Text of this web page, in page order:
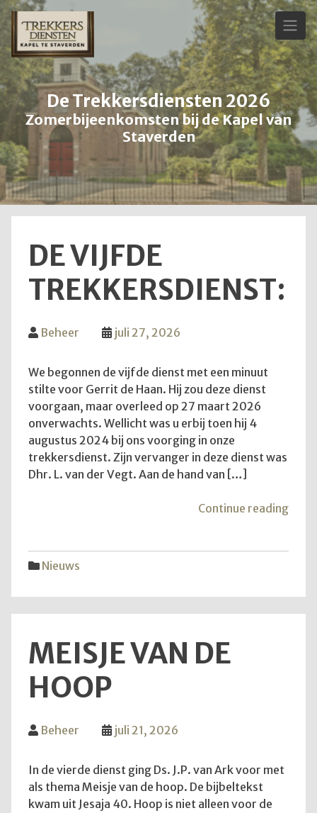
Skip
to
content
De Trekkersdiensten 2026
Zomerbijeenkomsten bij de Kapel van
Staverden
DE VIJFDE
TREKKERSDIENST:
Beheer juli 27, 2026
We begonnen de vijfde dienst met een minuut
stilte voor Gerrit de Haan. Hij zou deze dienst
voorgaan, maar overleed op 27 maart 2026
onverwachts. Wellicht was u erbij toen hij 4
augustus 2024 bij ons voorging in onze
trekkersdienst. Zijn vervanger in deze dienst was
Dhr. L. van der Vegt. Aan de hand van […]
Continue reading"De
Nieuws
MEISJE VAN DE
HOOP
Beheer juli 21, 2026
In de vierde dienst ging Ds. J.P. van Ark voor met
als thema Meisje van de hoop. De bijbeltekst
kwam uit Jesaja 40. Hoop is niet alleen voor de